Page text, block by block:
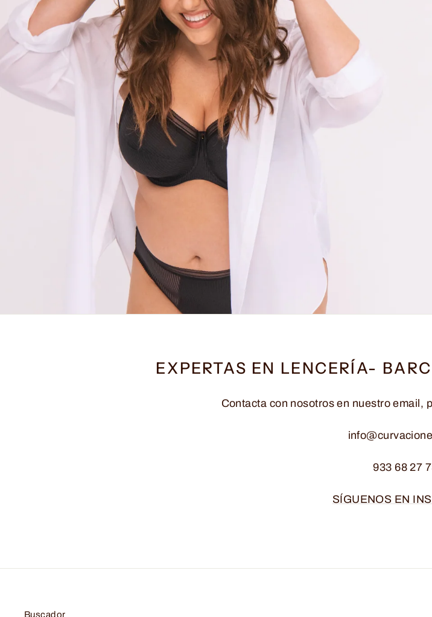
EXPERTAS EN LENCERÍA-
Contacta con nosotros en nuestro email,
933 68 27
SÍGUENOS EN
Buscador